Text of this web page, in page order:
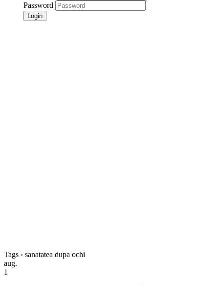
Password
Tags › sanatatea dupa ochi
aug.
1